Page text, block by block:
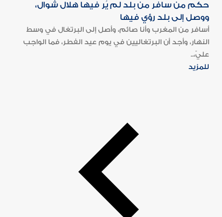
حكم من سافر من بلد لم يُر فيها هلال شوال،
ووصل إلى بلد رؤي فيها
أسافر من المغرب وأنا صائم، وأصل إلى البرتغال في وسط
النهار، وأجد أن البرتغاليين في يوم عيد الفطر، فما الواجب
عليّ،..
للمزيد